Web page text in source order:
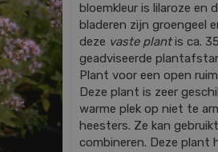
bloemkleur is lilaroze en
bladeren zijn groengeel
deze vaste plantis ca.
geadviseerde
Plant voor een open
Deze plant is zeer
warme plek op niet te
heesters. Ze kan
combineren. Deze plant